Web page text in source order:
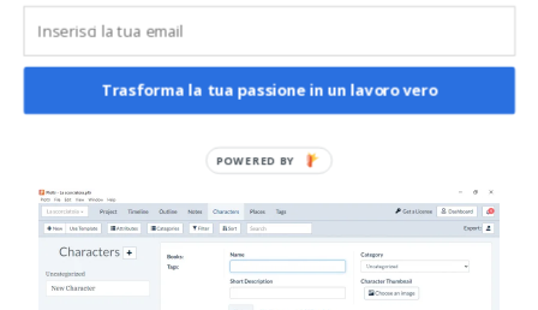
Qui sotto puoi vedere una scheda personaggio non
compilata. Anche in questo caso è possibile sfruttare
i template già presenti nel programma.
Trasforma la tua passione in un lavoro vero
POWERED BY